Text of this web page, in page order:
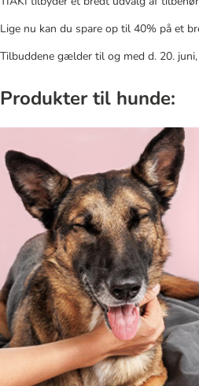
Lige nu kan du spare op til 40% på et
Tilbuddene gælder til og med d. 20.
Produkter til hunde: